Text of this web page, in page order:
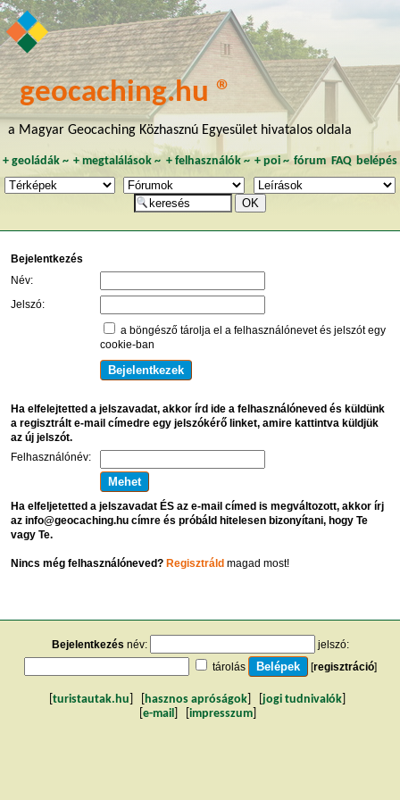
geocaching.hu ®
a Magyar Geocaching Közhasznú Egyesület hivatalos oldala
+ geoládák~ +megtalálások ~ + felhasználók~ + poi~ fórum FAQ belépés
Bejelentkezés
Név:
Jelszó:
a böngésző tárolja el a felhasználónevet és jelszót egy
cookie-ban
Ha elfelejtetted a jelszavadat, akkor írd ide a felhasználóneved és küldünk
a regisztrált e-mail címedre egy jelszókérő linket, amire kattintva küldjük
az új jelszót.
Felhasználónév:
Ha elfeljetetted a jelszavadat ÉS az e-mail címed is megváltozott, akkor írj
az info@geocaching.hu címre és próbáld hitelesen bizonyítani, hogy Te
vagy Te.
Nincs még felhasználóneved? Regisztráldmagad most!
Bejelentkezés név:
jelszó:
tárolás
[regisztráció]
turistautak.hu hasznos apróságok jogi tudnivalók
e-mail impresszum]